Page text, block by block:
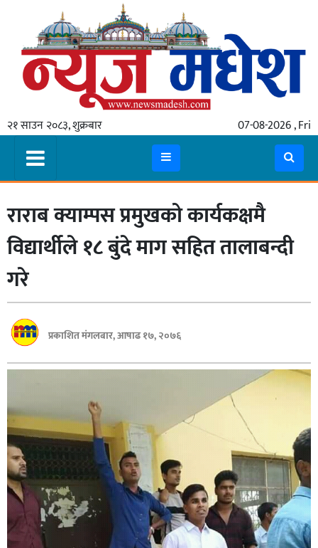
२१ साउन २०८३, शुक्रबार 07-08-2026 , Fri
गृहपृष्ठ
स्थानीय
प्रदेश
मधेश
प्रदेश
लुम्बिनी
बागमती
मधेश
विशेष
राजनीति
प्रमुख
समाचार
राष्ट्रिय
राराब क्याम्पस प्रमुखको कार्यकक्षमै
विद्यार्थीले १८ बुंदे माग सहित तालाबन्दी
गरे
प्रकाशित मंगलबार, आषाढ १७, २०७६